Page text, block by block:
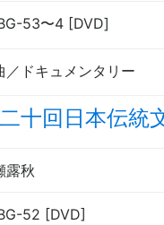
53〜4 [DVD]
／ドキュメンタリー
十回日本伝統
露秋
52 [DVD]